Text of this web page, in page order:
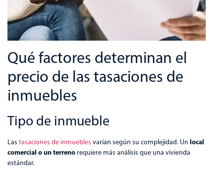
Qué factores determinan el
precio de las tasaciones de
inmuebles
Tipo de inmueble
Las tasaciones de inmuebles varían según su complejidad. Un local
comercial o un terreno requiere más análisis que una vivienda
estándar.